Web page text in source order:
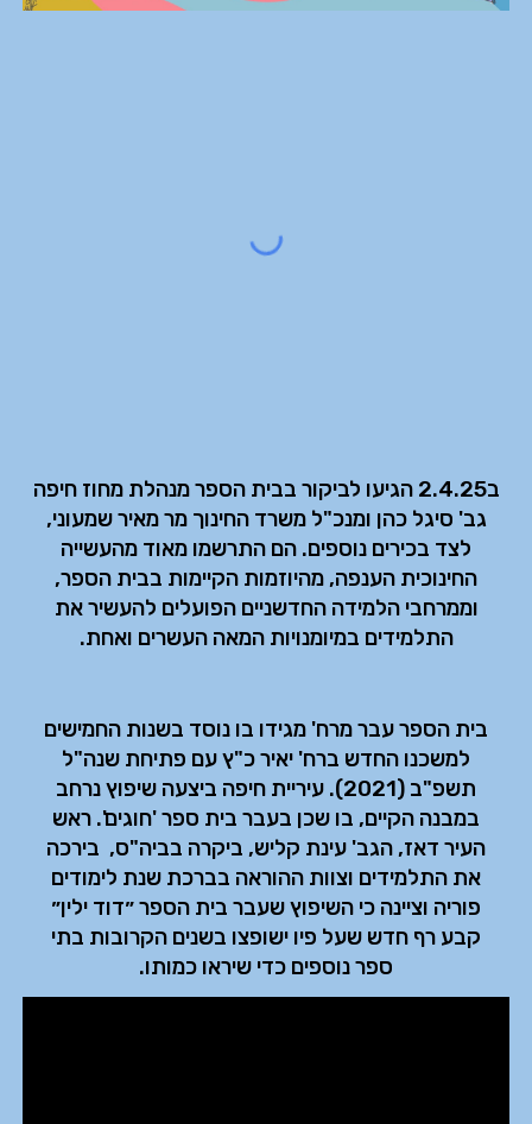
ב2.4.25 הגיעו לביקור בבית הספר מנהלת מחוז חיפה
גב' סיגל כהן ומנכ"ל משרד החינוך מר מאיר שמעוני,
לצד בכירים נוספים. הם התרשמו מאוד מהעשייה
החינוכית הענפה, מהיוזמות הקיימות בבית הספר,
וממרחבי הלמידה החדשניים הפועלים להעשיר את
התלמידים במיומנויות המאה העשרים ואחת.
בית הספר עבר מרח' מגידו בו נוסד בשנות החמישים
למשכנו החדש ברח' יאיר כ"ץ עם פתיחת שנה"ל
תשפ"ב (2021). עיריית חיפה ביצעה שיפוץ נרחב
במבנה הקיים, בו שכן בעבר בית ספר 'חוגים'. ראש
העיר דאז, הגב' עינת קליש, ביקרה בביה"ס, בירכה
את התלמידים וצוות ההוראה בברכת שנת לימודים
פוריה וציינה כי השיפוץ שעבר בית הספר ״דוד ילין״
קבע רף חדש שעל פיו ישופצו בשנים הקרובות בתי
ספר נוספים כדי שיראו כמותו.